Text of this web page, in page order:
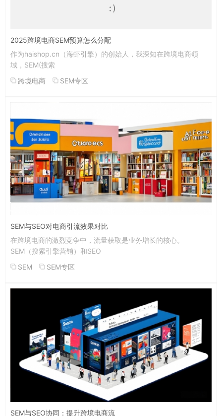
2025跨境电商SEM预算怎么分配
作为haishop.cn（海虾引擎）的创始人，我深知在跨境电商领
域，SEM(搜索
跨境电商
SEM专区
SEM与SEO对电商引流效果对比
在跨境电商的激烈竞争中，流量获取是业务增长的核心。
SEM（搜索引擎营销）和SEO
SEM
SEM专区
SEM与SEO协同：提升跨境电商流